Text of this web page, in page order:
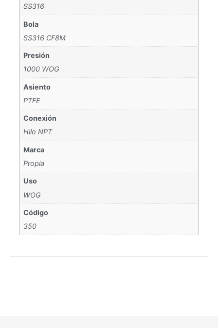
SS316
Bola
SS316 CF8M
Presión
1000 WOG
Asiento
PTFE
Conexión
Hilo NPT
Marca
Propia
Uso
WOG
Código
350